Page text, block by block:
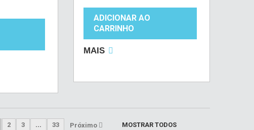
ADICIONAR AO
CARRINHO
MAIS
MOSTRAR TODOS
2 3 ... 33 Próximo